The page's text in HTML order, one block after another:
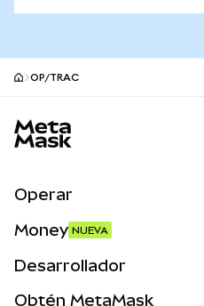
OP/TRAC
Operar
Money NUEVA
Desarrollador
Obtén MetaMask